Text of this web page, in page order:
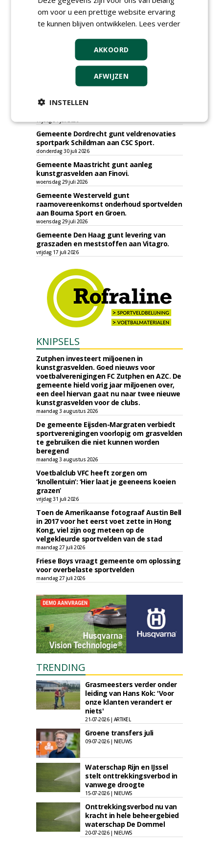
sportpark Hogedijk - VV Egmond te
vrijdag 31 juli 2026
Gemeente Dordrecht gunt veldrenovaties
sportpark Schildman aan CSC Sport.
donderdag 30 juli 2026
Gemeente Maastricht gunt aanleg
kunstgrasvelden aan Finovi.
woensdag 29 juli 2026
Gemeente Westerveld gunt
raamovereenkomst onderhoud sportvelden
aan Bouma Sport en Groen.
woensdag 29 juli 2026
Gemeente Den Haag gunt levering van
graszaden en meststoffen aan Vitagro.
vrijdag 17 juli 2026
KNIPSELS
Zutphen investeert miljoenen in
kunstgrasvelden. Goed nieuws voor
voetbalverenigingen FC Zutphen en AZC. De
gemeente hield vorig jaar miljoenen over,
een deel hiervan gaat nu naar twee nieuwe
kunstgrasvelden voor de clubs.
maandag 3 augustus 2026
De gemeente Eijsden-Margraten verbiedt
sportverenigingen voorlopig om grasvelden
te gebruiken die niet kunnen worden
beregend
maandag 3 augustus 2026
Voetbalclub VFC heeft zorgen om
‘knollentuin’: ‘Hier laat je geeneens koeien
grazen’
vrijdag 31 juli 2026
Toen de Amerikaanse fotograaf Austin Bell
in 2017 voor het eerst voet zette in Hong
Kong, viel zijn oog meteen op de
velgekleurde sportvelden van de stad
maandag 27 juli 2026
Friese Boys vraagt gemeente om oplossing
voor overbelaste sportvelden
maandag 27 juli 2026
TRENDING
Grasmeesters verder onder
leiding van Hans Kok: 'Voor
onze klanten verandert er
niets'
21-07-2026 | ARTIKEL
Groene transfers juli
09-07-2026 | NIEUWS
Waterschap Rijn en IJssel
stelt onttrekkingsverbod in
vanwege droogte
15-07-2026 | NIEUWS
Onttrekkingsverbod nu van
kracht in hele beheergebied
waterschap De Dommel
20-07-2026 | NIEUWS
om voor u een prettige website ervaring
te kunnen blijven ontwikkelen. Lees verder
AKKOORD
AFWIJZEN
INSTELLEN